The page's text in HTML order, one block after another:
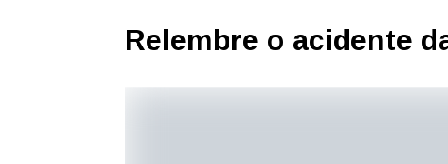
Relembre o acidente